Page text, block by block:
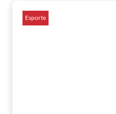
Esporte